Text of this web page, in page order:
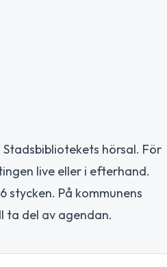
hörsal. För
live eller i efterhand.
På kommunens
ta del av agendan.